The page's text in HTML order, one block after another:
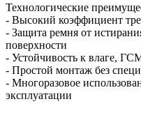
Технологические
- Высокий коэффициент
- Защита ремня от
поверхности
- Устойчивость к влаге,
- Простой монтаж без
- Многоразовое
эксплуатации